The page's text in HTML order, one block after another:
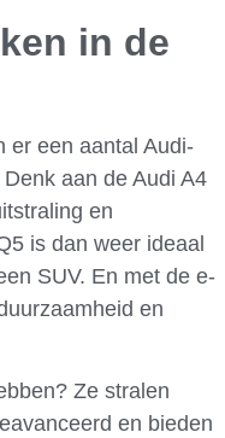
in de
er een aantal Audi-
aan de Audi A4
en
is dan weer ideaal
SUV. En met de e-
en
Ze stralen
en bieden